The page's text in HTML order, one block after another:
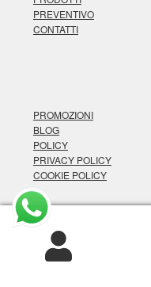
PREVENTIVO
CONTATTI
PROMOZIONI
BLOG
POLICY
PRIVACY POLICY
COOKIE POLICY